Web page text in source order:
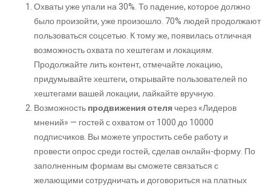
Охваты уже упали на 30%. То падение, которое должно
было произойти, уже произошло. 70% людей продолжают
пользоваться соцсетью. К тому же, появилась отличная
возможность охвата по хештегам и локациям.
Продолжайте лить контент, отмечайте локацию,
придумывайте хештеги, открывайте пользователей по
хештегами вашей локации, лайкайте вручную.
Возможностьпродвижения отелячерез «Лидеров
мнений» — гостей с охватом от 1000 до 10000
подписчиков. Вы можете упростить себе работу и
провести опрос среди гостей, сделав онлайн-форму. По
заполненным формам вы сможете связаться с
желающими сотрудничать и договориться на платных